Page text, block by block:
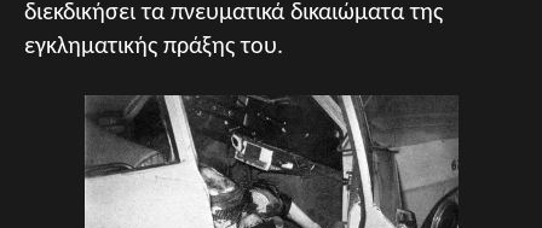
διεκδικήσει τα πνευματικά δικαιώματα της
εγκληματικής πράξης του.